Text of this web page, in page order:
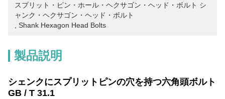
スプリット・ピン・ホール・ヘクサゴン・ヘッド・ボルト シ
ャンク・ヘクサゴン・ヘッド・ボルト
Shank Hexagon Head Bolts
製品説明
シェンクにスプリットピンの穴を持つ六角頭ボルト
GB / T 31.1